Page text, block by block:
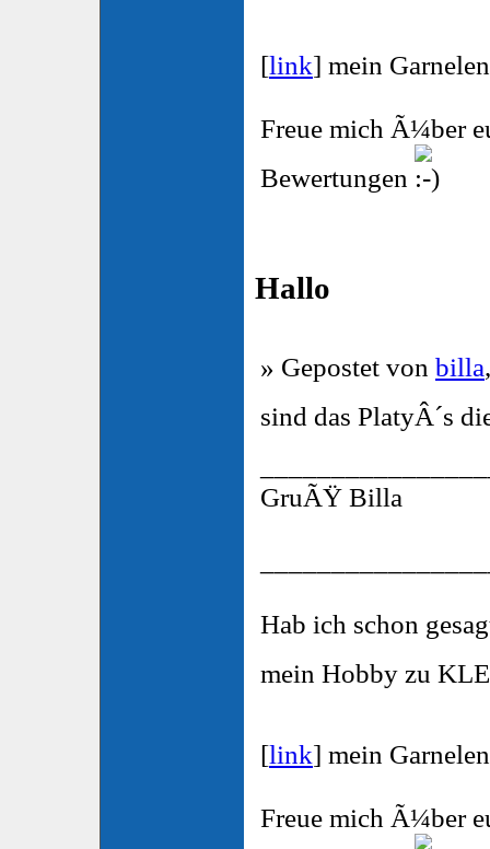
[link] mein
Freue mich Ã¼ber
Bewertungen
Hallo
» Gepostet von billa
sind das PlatyÂ´s
GruÃŸ Billa
Hab ich schon
mein Hobby zu
[link] mein
Freue mich Ã¼ber